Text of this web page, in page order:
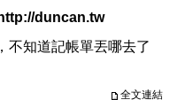
http://duncan.tw
不知道記帳單丟哪去了
全文連結